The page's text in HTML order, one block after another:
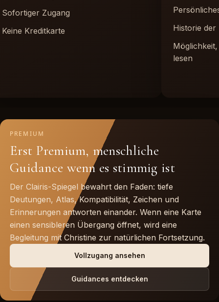
Sofortiger Zugang
Keine Kreditkarte
Historie der
lesen
PREMIUM
Erst Premium, menschliche
Guidance wenn es stimmig ist
Der Clairis-Spiegel bewahrt den Faden: tiefe
Deutungen, Atlas, Kompatibilität, Zeichen und
Erinnerungen antworten einander. Wenn eine Karte
einen sensibleren Übergang öffnet, wird eine
Begleitung mit Christine zur natürlichen Fortsetzung.
Vollzugang ansehen
Guidances entdecken